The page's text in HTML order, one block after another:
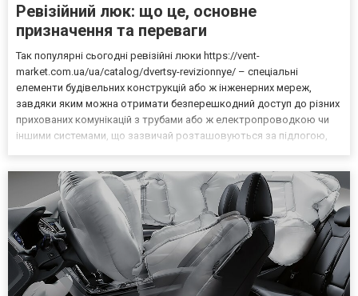
Ревізійний люк: що це, основне
призначення та переваги
Так популярні сьогодні ревізійні люки https://vent-
market.com.ua/ua/catalog/dvertsy-revizionnye/ – спеціальні
елементи будівельних конструкцій або ж інженерних мереж,
завдяки яким можна отримати безперешкодний доступ до різних
прихованих комунікацій з трубами або ж електропроводкою чи
іншими системами, що зазвичай розташовуються за підлогою,